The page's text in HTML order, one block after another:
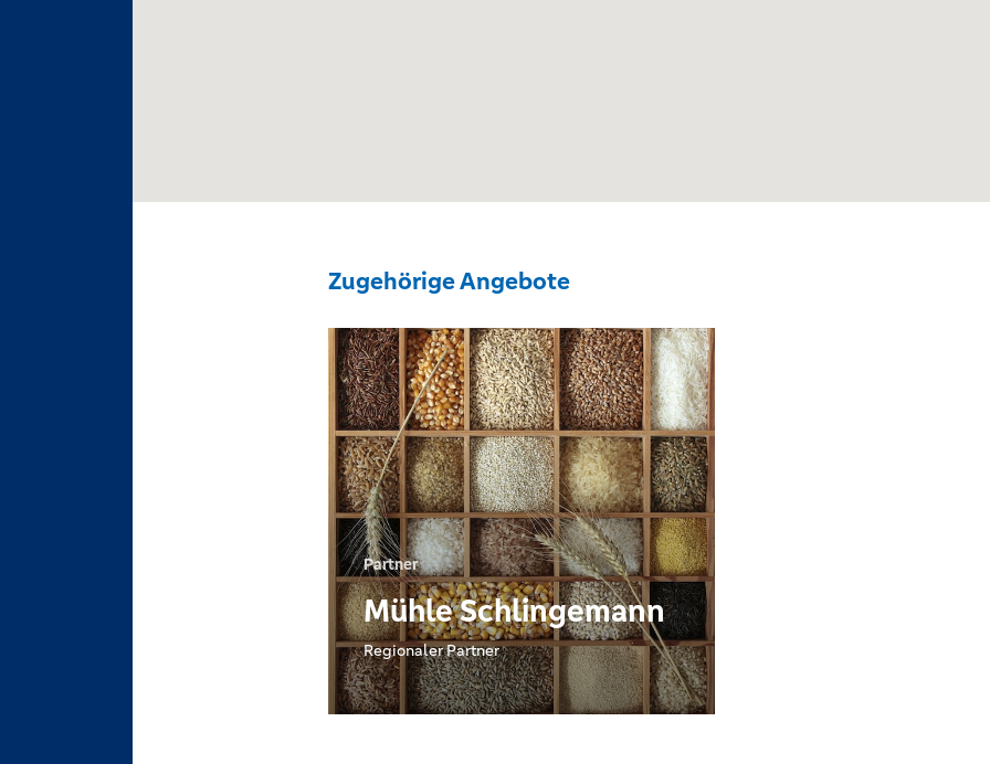
Zugehörige Angebote
Partner
Mühle Schlingemann
Regionaler Partner